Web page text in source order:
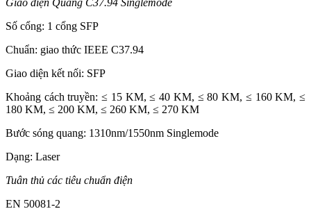
Số cổng: 1 cổng SFP
Chuẩn: giao thức IEEE C37.94
Giao diện kết nối: SFP
Khoảng cách truyền: ≤ 15 KM, ≤ 40 KM, ≤ 80 KM, ≤ 160 KM, ≤
180 KM, ≤ 200 KM, ≤ 260 KM, ≤ 270 KM
Bước sóng quang: 1310nm/1550nm Singlemode
Dạng: Laser
Tuân thủ các tiêu chuẩn điện
EN 50081-2